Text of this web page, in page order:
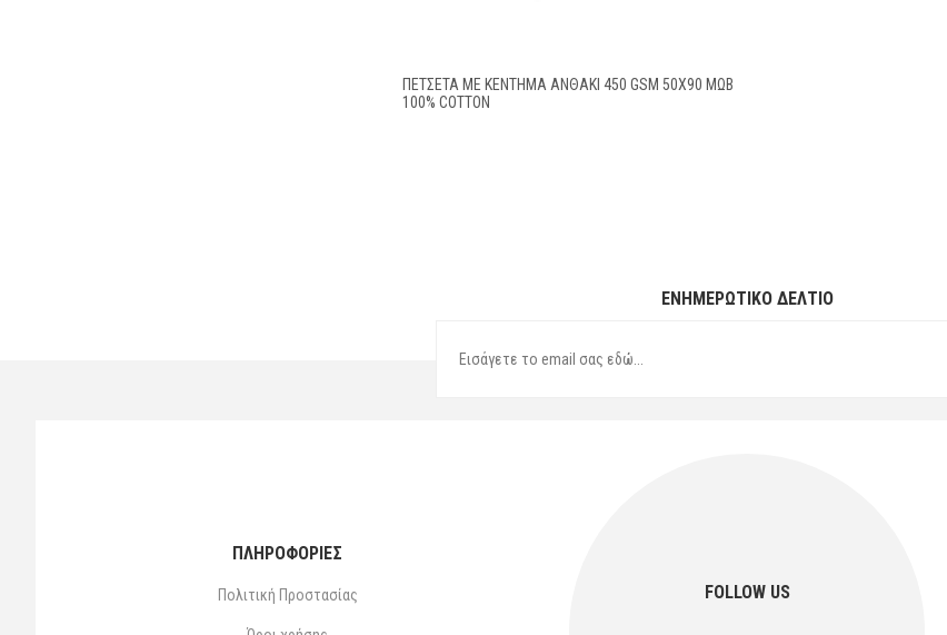
ΠΕΤΣΕΤΑ ΜΕ ΚΈΝΤΗΜΑ ΑΝΘΆΚΙ 450 GSM 50X90 ΜΩΒ
100% COTTON
ΕΝΗΜΕΡΩΤΙΚΌ ΔΕΛΤΊΟ
FOLLOW US
ΠΛΗΡΟΦΟΡΙΕΣ
Πολιτική Προστασίας